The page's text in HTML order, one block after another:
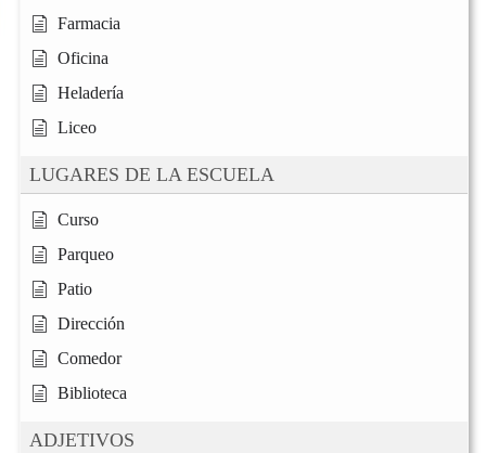
Farmacia
Oficina
Heladería
Liceo
LUGARES DE LA ESCUELA
Curso
Parqueo
Patio
Dirección
Comedor
Biblioteca
ADJETIVOS